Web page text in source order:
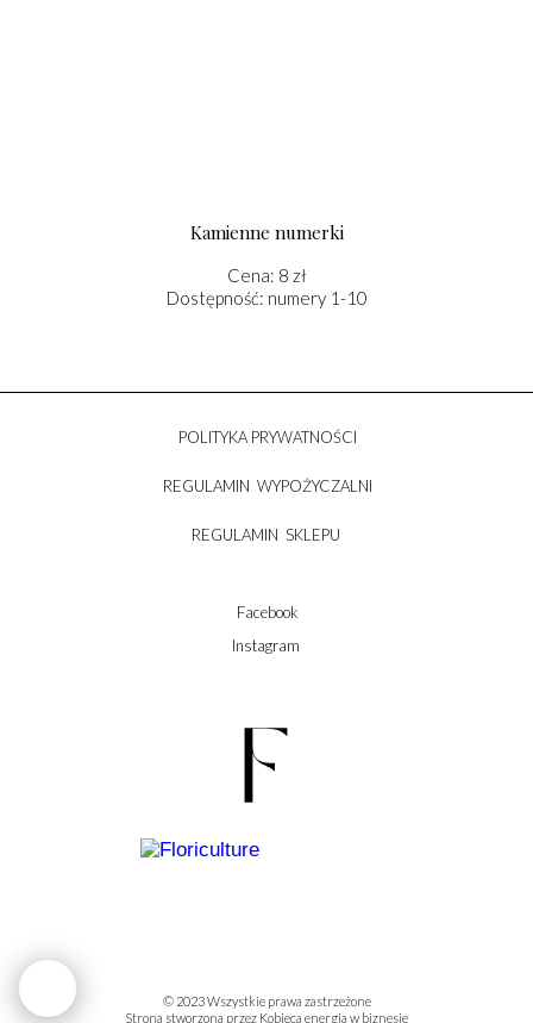
© 2023 Wszystkie prawa zastrzeżone
Strona stworzona przez Kobieca energia w biznesie
REGULAMIN SKLEPU
REGULAMIN WYPOŻYCZALNI
Facebook
Instagram
POLITYKA PRYWATNOŚCI
Kamienne numerki
Cena: 8 zł
Dostępność: numery 1-10